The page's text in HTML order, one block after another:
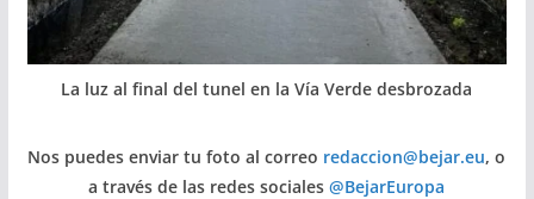
La luz al final del tunel en la Vía Verde desbrozada
Nos puedes enviar tu foto al correo redaccion@bejar.eu, o
a través de las redes sociales@BejarEuropa